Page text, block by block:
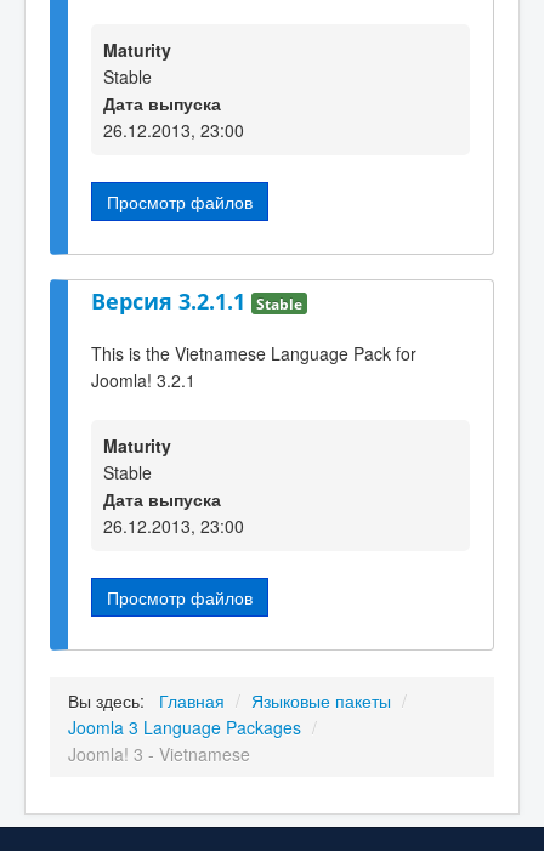
Maturity
Stable
Дата выпуска
26.12.2013, 23:00
Просмотр файлов
Версия 3.2.1.1 Stable
This is the Vietnamese Language Pack for
Joomla! 3.2.1
Maturity
Stable
Дата выпуска
26.12.2013, 23:00
Просмотр файлов
Вы здесь: Главная / Языковые пакеты /
Joomla 3 Language Packages /
Joomla! 3 - Vietnamese